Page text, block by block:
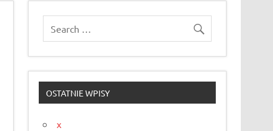
OSTATNIE WPISY
x